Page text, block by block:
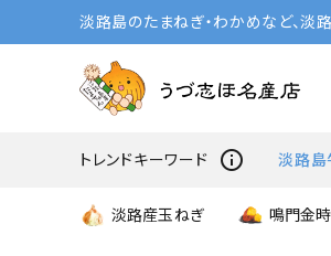
淡路島のたまねぎ・わかめなど、
トレンドキーワード info_outline 淡路島
淡路産玉ねぎ 鳴門金時